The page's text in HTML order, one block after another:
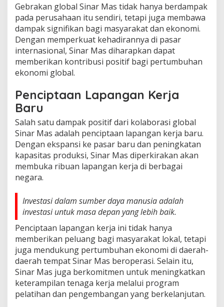
Gebrakan global Sinar Mas tidak hanya berdampak
pada perusahaan itu sendiri, tetapi juga membawa
dampak signifikan bagi masyarakat dan ekonomi.
Dengan memperkuat kehadirannya di pasar
internasional, Sinar Mas diharapkan dapat
memberikan kontribusi positif bagi pertumbuhan
ekonomi global.
Penciptaan Lapangan Kerja
Baru
Salah satu dampak positif dari kolaborasi global
Sinar Mas adalah penciptaan lapangan kerja baru.
Dengan ekspansi ke pasar baru dan peningkatan
kapasitas produksi, Sinar Mas diperkirakan akan
membuka ribuan lapangan kerja di berbagai
negara.
Investasi dalam sumber daya manusia adalah
investasi untuk masa depan yang lebih baik.
Penciptaan lapangan kerja ini tidak hanya
memberikan peluang bagi masyarakat lokal, tetapi
juga mendukung pertumbuhan ekonomi di daerah-
daerah tempat Sinar Mas beroperasi. Selain itu,
Sinar Mas juga berkomitmen untuk meningkatkan
keterampilan tenaga kerja melalui program
pelatihan dan pengembangan yang berkelanjutan.